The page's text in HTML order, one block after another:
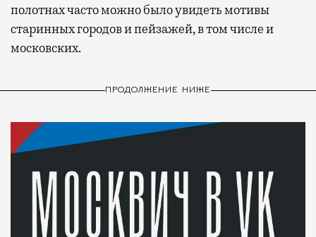
полотнах часто можно было увидеть мотивы
старинных городов и пейзажей, в том числе и
московских.
ПРОДОЛЖЕНИЕ НИЖЕ